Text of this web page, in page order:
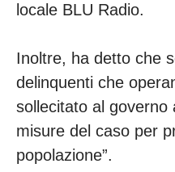
locale BLU Radio.
Inoltre, ha detto che
delinquenti che
sollecitato al governo
misure del caso per
popolazione”.